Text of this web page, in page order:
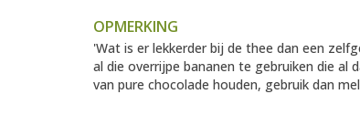
OPMERKING
'Wat is er lekkerder bij de thee dan een
al die overrijpe bananen te gebruiken die al
van pure chocolade houden, gebruik dan